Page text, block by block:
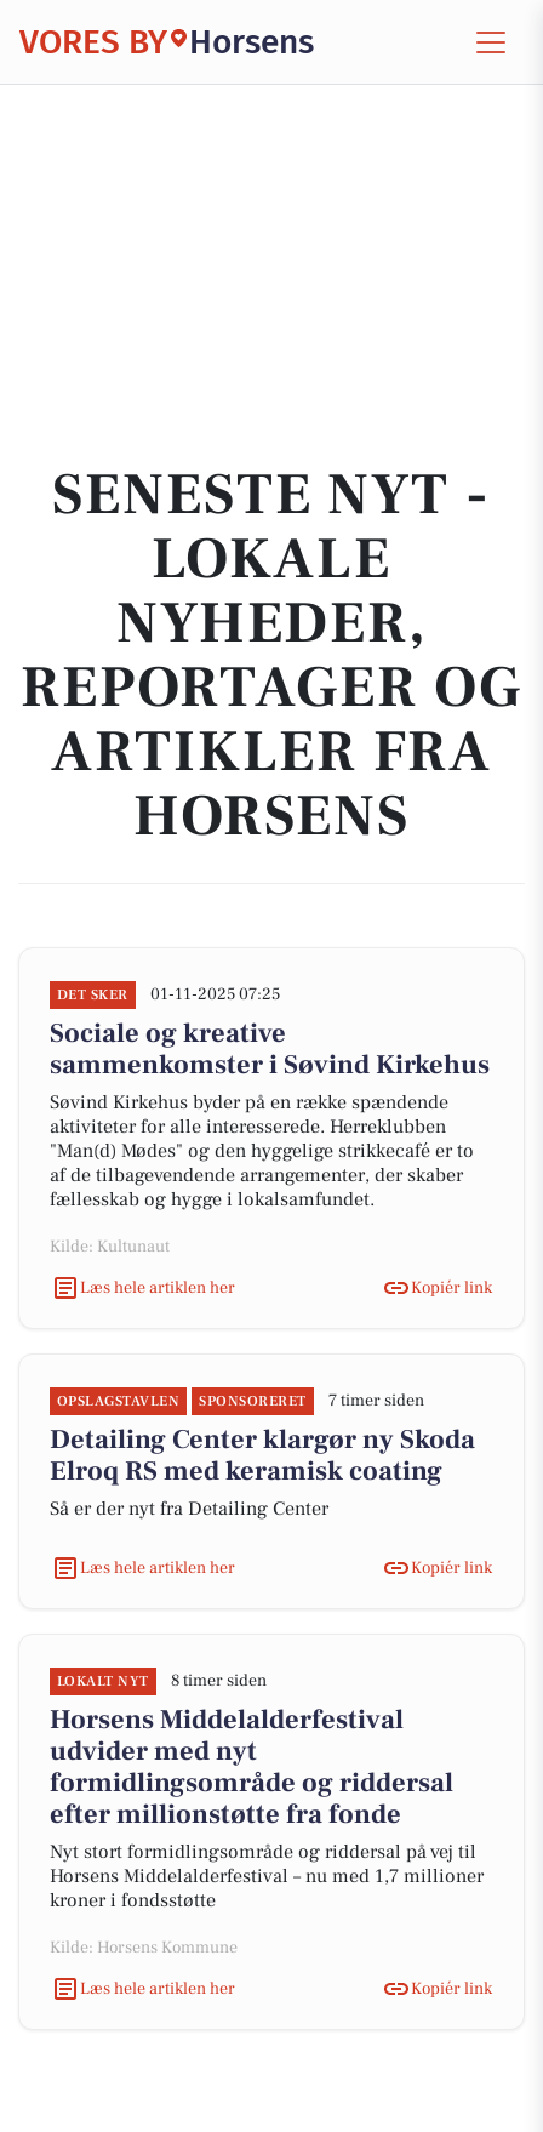
VORES BY Horsens
SENESTE NYT -
LOKALE
NYHEDER,
REPORTAGER OG
ARTIKLER FRA
HORSENS
DET SKER 01-11-2025 07:25
Sociale og kreative
sammenkomster i Søvind Kirkehus
Søvind Kirkehus byder på en række spændende
aktiviteter for alle interesserede. Herreklubben
"Man(d) Mødes" og den hyggelige strikkecafé er to
af de tilbagevendende arrangementer, der skaber
fællesskab og hygge i lokalsamfundet.
Kilde: Kultunaut
Læs hele artiklen her
Kopiér link
OPSLAGSTAVLEN SPONSORERET 7 timer siden
Detailing Center klargør ny Skoda
Elroq RS med keramisk coating
Så er der nyt fra Detailing Center
Læs hele artiklen her Kopiér link
LOKALT NYT 8 timer siden
Horsens Middelalderfestival
udvider med nyt
formidlingsområde og riddersal
efter millionstøtte fra fonde
Nyt stort formidlingsområde og riddersal på vej til
Horsens Middelalderfestival – nu med 1,7 millioner
kroner i fondsstøtte
Kilde: Horsens Kommune
Læs hele artiklen her
Kopiér link